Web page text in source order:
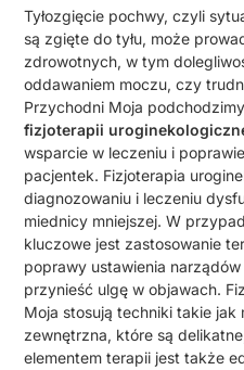
Tyłozgięcie pochwy, czyli
są zgięte do tyłu, może
zdrowotnych, w tym
oddawaniem moczu, czy
Przychodni Moja
fizjoterapii
wsparcie w leczeniu i
pacjentek. Fizjoterapia
diagnozowaniu i leczeniu
miednicy mniejszej. W
kluczowe jest zastosowanie
poprawy ustawienia
przynieść ulgę w objawach.
Moja stosują techniki takie
zewnętrzna, które są
elementem terapii jest także